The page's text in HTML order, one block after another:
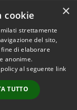
© 2026 • Comune di
•
Accesso
redazione
×
cookie
strettamente
del sito,
di elaborare
anonime.
al seguente link
TUTTO